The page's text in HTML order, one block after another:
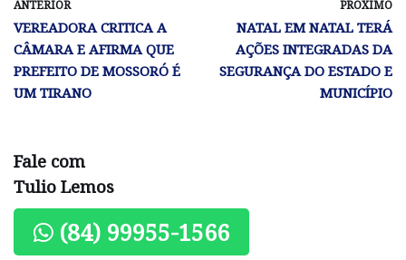
ANTERIOR
VEREADORA CRITICA A
CÂMARA E AFIRMA QUE
PREFEITO DE MOSSORÓ É
UM TIRANO
PRÓXIMO
NATAL EM NATAL TERÁ
AÇÕES INTEGRADAS DA
SEGURANÇA DO ESTADO E
MUNICÍPIO
Fale com
Tulio Lemos
(84) 99955-1566